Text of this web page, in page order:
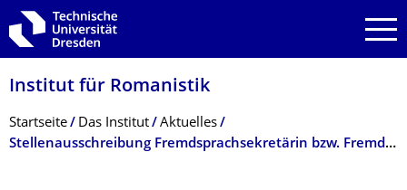
Zur Hauptnavigation springen
Zur Suche springen
Zum Inhalt springen
Institut für Romanistik
Breadcrumb-Menü
Startseite Das Institut
Aktuelles
Stellenausschreibung Fremdsprachsekretärin bzw. Fremdsprachsekretär (m/w/d) Nr. n25-016 - Bewerbungsfrist 17.03.2025